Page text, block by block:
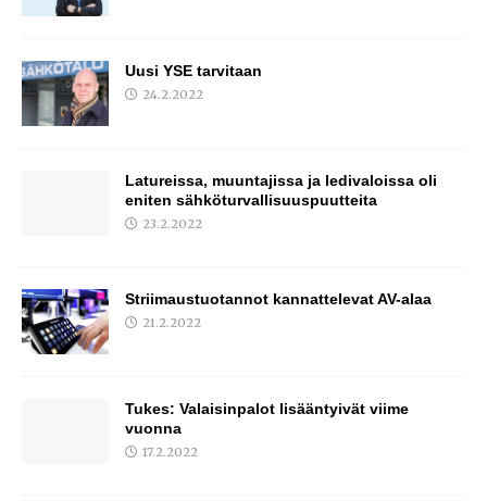
Uusi YSE tarvitaan
24.2.2022
Latureissa, muuntajissa ja ledivaloissa oli
eniten sähköturvallisuuspuutteita
23.2.2022
Striimaustuotannot kannattelevat AV-alaa
21.2.2022
Tukes: Valaisinpalot lisääntyivät viime
vuonna
17.2.2022